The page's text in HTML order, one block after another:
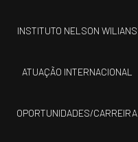
INSTITUTO NELSON WILIANS
ATUAÇÃO INTERNACIONAL
OPORTUNIDADES/CARREIRA